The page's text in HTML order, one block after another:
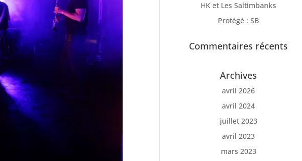
HK et Les Saltimbanks
Protégé : SB
Commentaires récents
Archives
avril 2026
avril 2024
juillet 2023
avril 2023
mars 2023